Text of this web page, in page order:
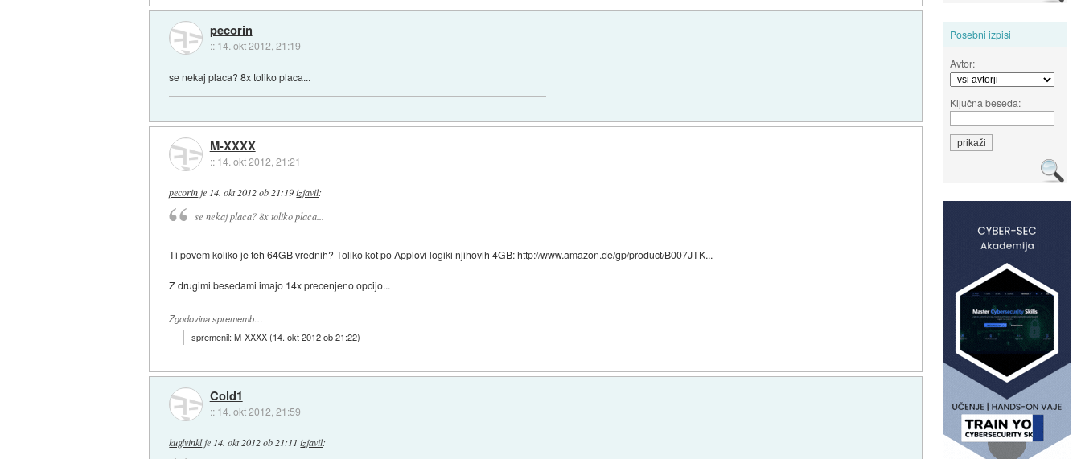
Posebni izpisi
Avtor:
Ključna beseda:
pecorin
:: 14. okt 2012, 21:19
se nekaj placa? 8x toliko placa...
M-XXXX
:: 14. okt 2012, 21:21
pecorin je 14. okt 2012 ob 21:19 izjavil:
se nekaj placa? 8x toliko placa...
Ti povem koliko je teh 64GB vrednih? Toliko kot po Applovi logiki njihovih 4GB:http://www.amazon.de/gp/product/B007JTK...
Z drugimi besedami imajo 14x precenjeno opcijo...
Zgodovina sprememb…
spremenil:M-XXXX(14. okt 2012 ob 21:22)
Cold1
:: 14. okt 2012, 21:59
kuglvinklje 14. okt 2012 ob 21:11 izjavil: